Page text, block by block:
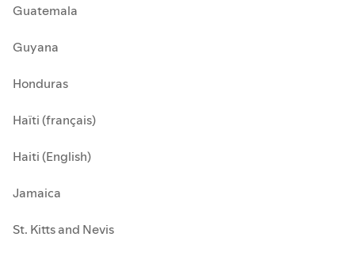
Guatemala
Guyana
Honduras
Haïti (français)
Haiti (English)
Jamaica
St. Kitts and Nevis